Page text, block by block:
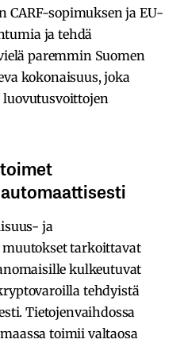
CARF-sopimuksen ja EU-
ja tehdä
paremmin Suomen
kokonaisuus, joka
luovutusvoittojen
ja
tarkoittavat
kulkeutuvat
tehdyistä
Tietojenvaihdossa
toimii valtaosa